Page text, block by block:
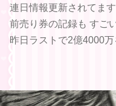
連日情報更新されてます
前売り券の記録も すご
昨日ラストで2億4000